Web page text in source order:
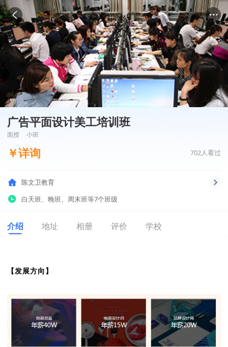
广告平面设计美工培训班
面授 小班
￥详询 702人看过
陈文卫教育
白天班
晚班 周末班等7个班级
介绍 地址 相册 评价 学校
【发展方向】